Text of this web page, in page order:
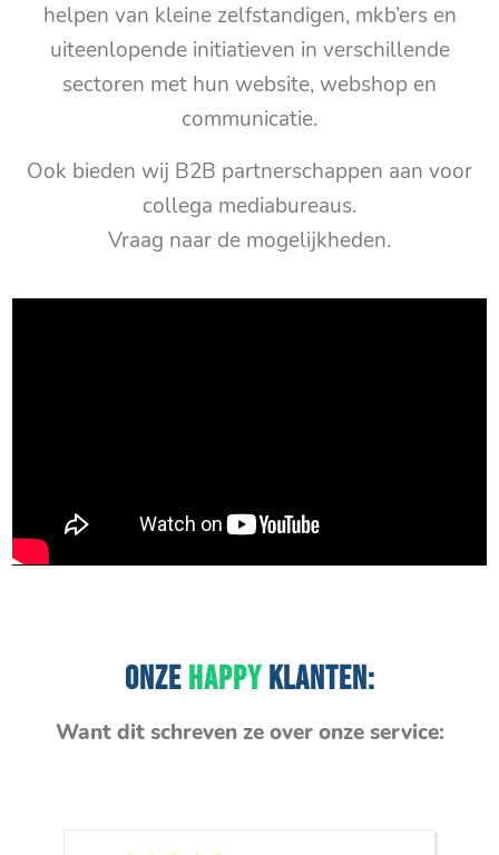
helpen van kleine zelfstandigen, mkb’ers en
uiteenlopende initiatieven in verschillende
sectoren met hun website, webshop en
communicatie.
Ook bieden wij B2B partnerschappen aan voor
collega mediabureaus.
Vraag naar de mogelijkheden.
ONZEHAPPYKLANTEN:
Want dit schreven ze over onze service: